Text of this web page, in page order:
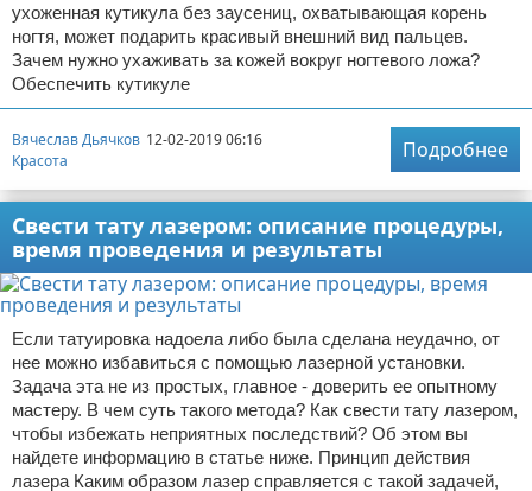
ухоженная кутикула без заусениц, охватывающая корень
ногтя, может подарить красивый внешний вид пальцев.
Зачем нужно ухаживать за кожей вокруг ногтевого ложа?
Обеспечить кутикуле
Вячеслав Дьячков 12-02-2019 06:16
Красота
Подробнее
Свести тату лазером: описание процедуры,
время проведения и результаты
Если татуировка надоела либо была сделана неудачно, от
нее можно избавиться с помощью лазерной установки.
Задача эта не из простых, главное - доверить ее опытному
мастеру. В чем суть такого метода? Как свести тату лазером,
чтобы избежать неприятных последствий? Об этом вы
найдете информацию в статье ниже. Принцип действия
лазера Каким образом лазер справляется с такой задачей,